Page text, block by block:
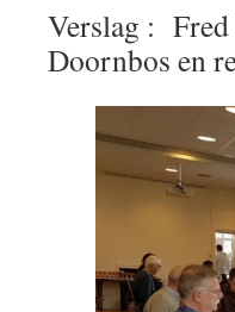
Verslag :
Doornbos en